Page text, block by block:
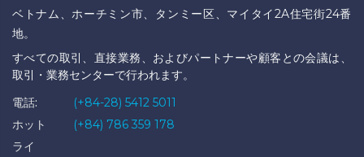
ベトナム、ホーチミン市、タンミー区、マイタイ2A住宅街24番
地。
すべての取引、直接業務、およびパートナーや顧客との会議は、
取引・業務センターで行われます。
電話:
(+84-28) 5412 5011
ホット
ライ
(+84) 786 359 178